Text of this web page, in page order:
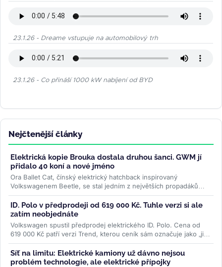
23.1.26 - Dreame vstupuje na automobilový trh
23.1.26 - Co přináší 1000 kW nabíjení od BYD
Nejčtenější články
Elektrická kopie Brouka dostala druhou šanci. GWM jí
přidalo 40 koní a nové jméno
Ora Ballet Cat, čínský elektrický hatchback inspirovaný
Volkswagenem Beetle, se stal jedním z největších propadáků
značky GWM. Za čtyři...>>
ID. Polo v předprodeji od 619 000 Kč. Tuhle verzi si ale
zatím neobjednáte
Volkswagen spustil předprodej elektrického ID. Polo. Cena od
619 000 Kč patří verzi Trend, kterou ceník sám označuje jako „již
brzy"....>>
Síť na limitu: Elektrické kamiony už dávno nejsou
problém technologie, ale elektrické přípojky